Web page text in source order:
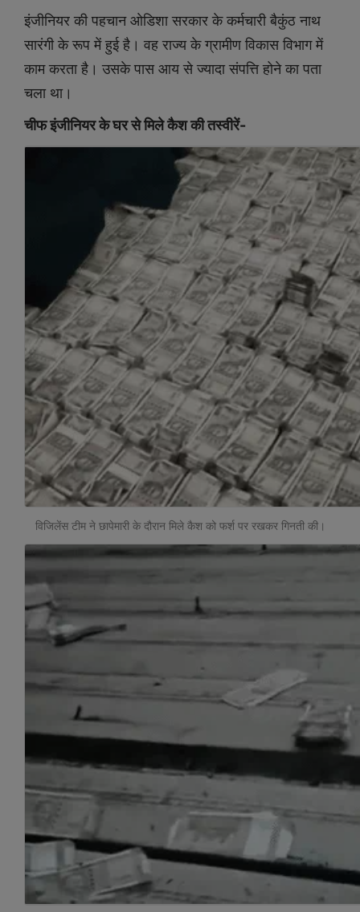
इंजीनियर की पहचान ओडिशा सरकार के कर्मचारी बैकुंठ नाथ
सारंगी के रूप में हुई है। वह राज्य के ग्रामीण विकास विभाग में
काम करता है। उसके पास आय से ज्यादा संपत्ति होने का पता
चला था।
चीफ इंजीनियर के घर से मिले कैश की तस्वीरें-
विजिलेंस टीम ने छापेमारी के दौरान मिले कैश को फर्श पर रखकर गिनती की।